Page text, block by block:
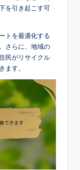
を引き起こす可
トを最適化する
さらに、地域の
民がリサイクル
ます。